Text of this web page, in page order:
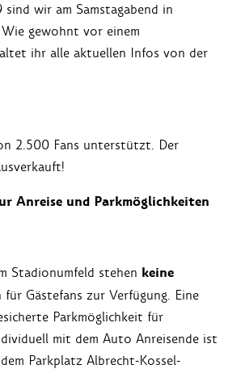
wir am Samstagabend in
gewohnt vor einem
ihr alle aktuellen Infos von der
2.500 Fans unterstützt. Der
Anreise und Parkmöglichkeiten
Stadionumfeld stehen keine
für Gästefans zur Verfügung. Eine
Parkmöglichkeit für
mit dem Auto Anreisende ist
Parkplatz Albrecht-Kossel-